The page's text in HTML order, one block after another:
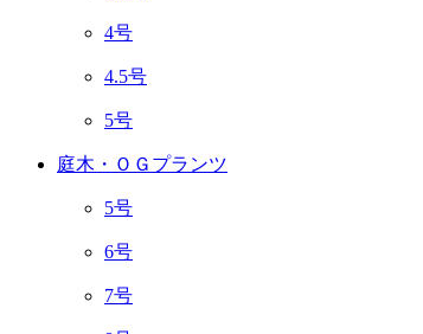
4号
4.5号
5号
庭木・ＯＧプランツ
5号
6号
7号